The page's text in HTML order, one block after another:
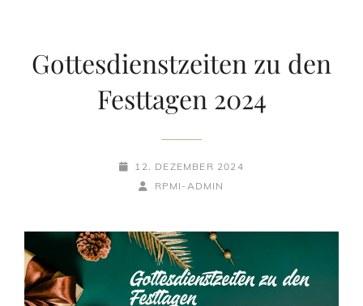
Gottesdienstzeiten zu den
Festtagen 2024
POSTED-
12. DEZEMBER 2024
BY
BYLINE
RPMI-ADMIN